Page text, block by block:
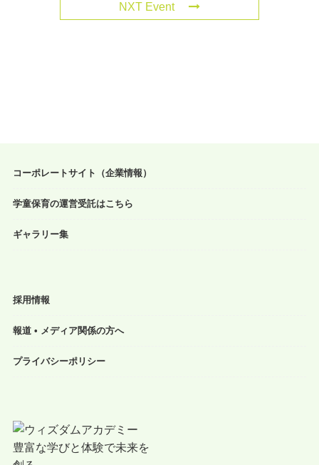
NXT Event
コーポレートサイト（企業情報）
学童保育の運営受託はこちら
ギャラリー集
採用情報
報道 • メディア関係の方へ
プライバシーポリシー